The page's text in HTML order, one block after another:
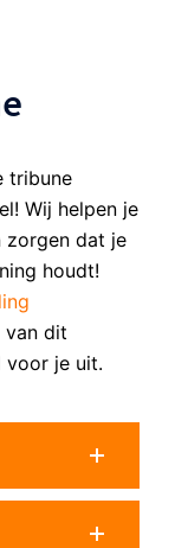
tribune
Wij helpen je
zorgen dat je
houdt!
van dit
voor je uit.